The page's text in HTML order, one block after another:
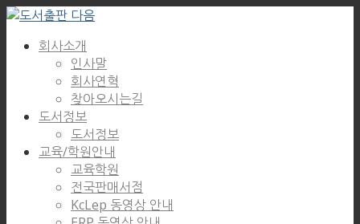
회사소개
인사말
회사연혁
찾아오시는길
도서정보
도서정보
교육/학원안내
교육학원
전국판매서점
KcLep 동영상 안내